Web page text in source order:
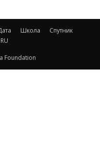
Школа
Спутник
RU
Foundation